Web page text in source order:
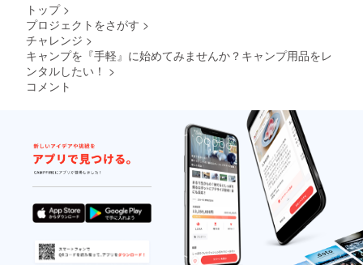
トップ >
プロジェクトをさがす >
チャレンジ >
キャンプを『手軽』に始めてみませんか？キャンプ用品をレ
ンタルしたい！ >
コメント